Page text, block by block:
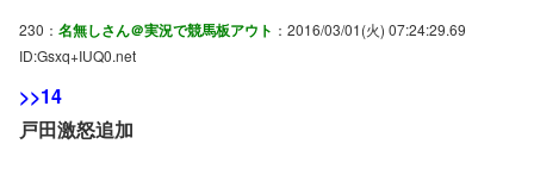
230： 名無しさん＠実況で競馬板アウト ：2016/03/01(火) 07:24:29.69
ID:Gsxq+IUQ0.net
>>14
戸田激怒追加